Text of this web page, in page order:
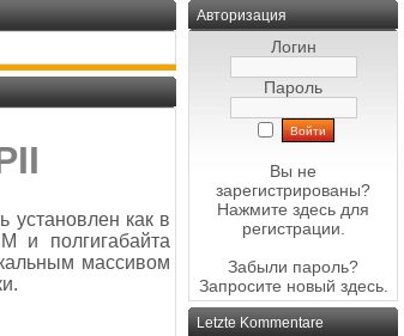
установлен как в
и полгигабайта
массивом
Авторизация
Логин
Пароль
Вы не
зарегистрированы?
Нажмите здесь для
регистрации.
Забыли пароль?
Запросите новый здесь.
Letzte Kommentare